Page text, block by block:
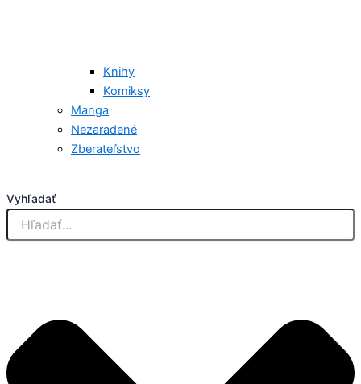
Knihy
Komiksy
Manga
Nezaradené
Zberateľstvo
Vyhľadať